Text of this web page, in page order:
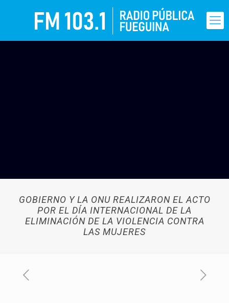
GOBIERNO Y LA ONU REALIZARON EL ACTO
POR EL DÍA INTERNACIONAL DE LA
ELIMINACIÓN DE LA VIOLENCIA CONTRA
LAS MUJERES